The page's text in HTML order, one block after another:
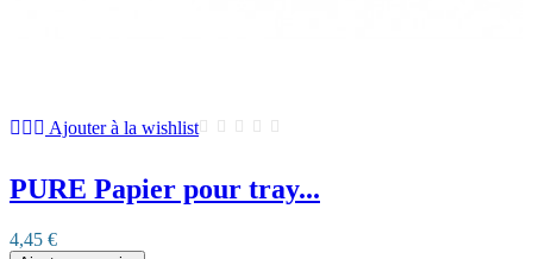
Ajouter à la wishlist
PURE Papier pour tray...
4,45 €